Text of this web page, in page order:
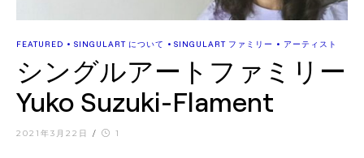
FEATURED • SINGULART について •SINGULART ファミリー • アーティスト
シングルアートファミリー
Yuko Suzuki-Flament
2021年3月22日 / 1